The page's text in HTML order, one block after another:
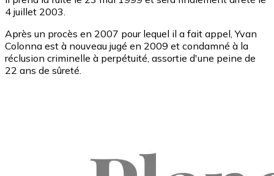
4 juillet 2003.
Après un procès en 2007 pour lequel il a fait appel, Yvan
Colonna est à nouveau jugé en 2009 et condamné à la
réclusion criminelle à perpétuité, assortie d'une peine de
22 ans de sûreté.